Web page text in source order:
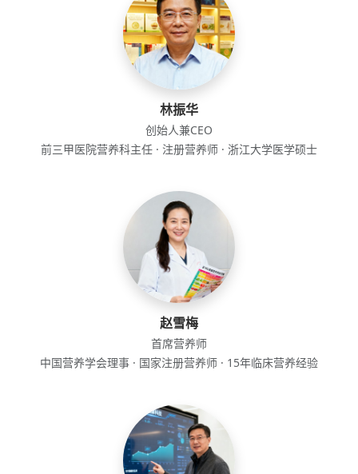
林振华
创始人兼CEO
前三甲医院营养科主任 · 注册营养师 · 浙江大学医学硕士
赵雪梅
首席营养师
中国营养学会理事 · 国家注册营养师 · 15年临床营养经验